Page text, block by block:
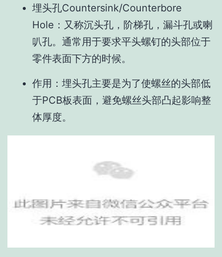
埋头孔Countersink/Counterbore
Hole：又称沉头孔，阶梯孔，漏斗孔或喇
叭孔。通常用于要求平头螺钉的头部位于
零件表面下方的时候。
作用：埋头孔主要是为了使螺丝的头部低
于PCB板表面，避免螺丝头部凸起影响整
体厚度。